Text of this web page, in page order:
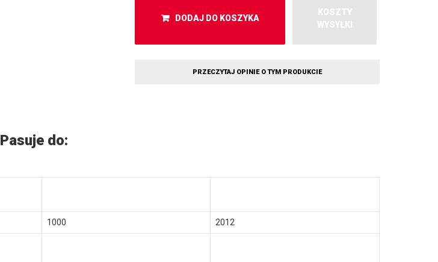
DODAJ DO KOSZYKA
KOSZTY
WYSYŁKI
PRZECZYTAJ OPINIE O TYM PRODUKCIE
Pasuje do:
1000 2012